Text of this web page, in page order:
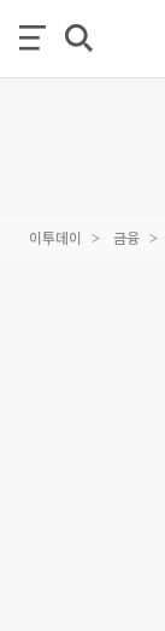
이투데이 금융